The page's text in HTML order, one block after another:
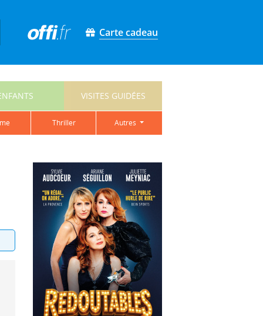
Carte cadeau
VISITES GUIDÉES
thriller autres